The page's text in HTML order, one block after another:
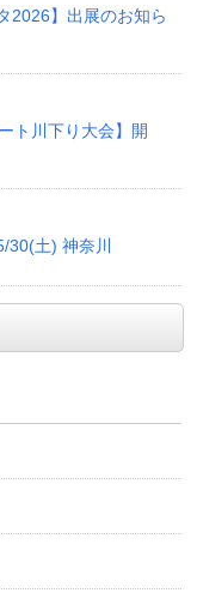
2026】出展のお知ら
ト川下り大会】開
30(土) 神奈川